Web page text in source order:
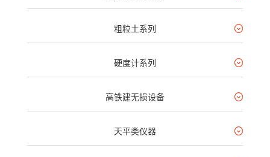
粗粒土系列
硬度计系列
高铁建无损设备
天平类仪器